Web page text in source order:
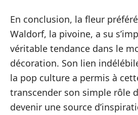
En conclusion, la fleur
Waldorf, la pivoine, a su
véritable tendance dans le
décoration. Son lien
la pop culture a permis à
transcender son simple rôle
devenir une source